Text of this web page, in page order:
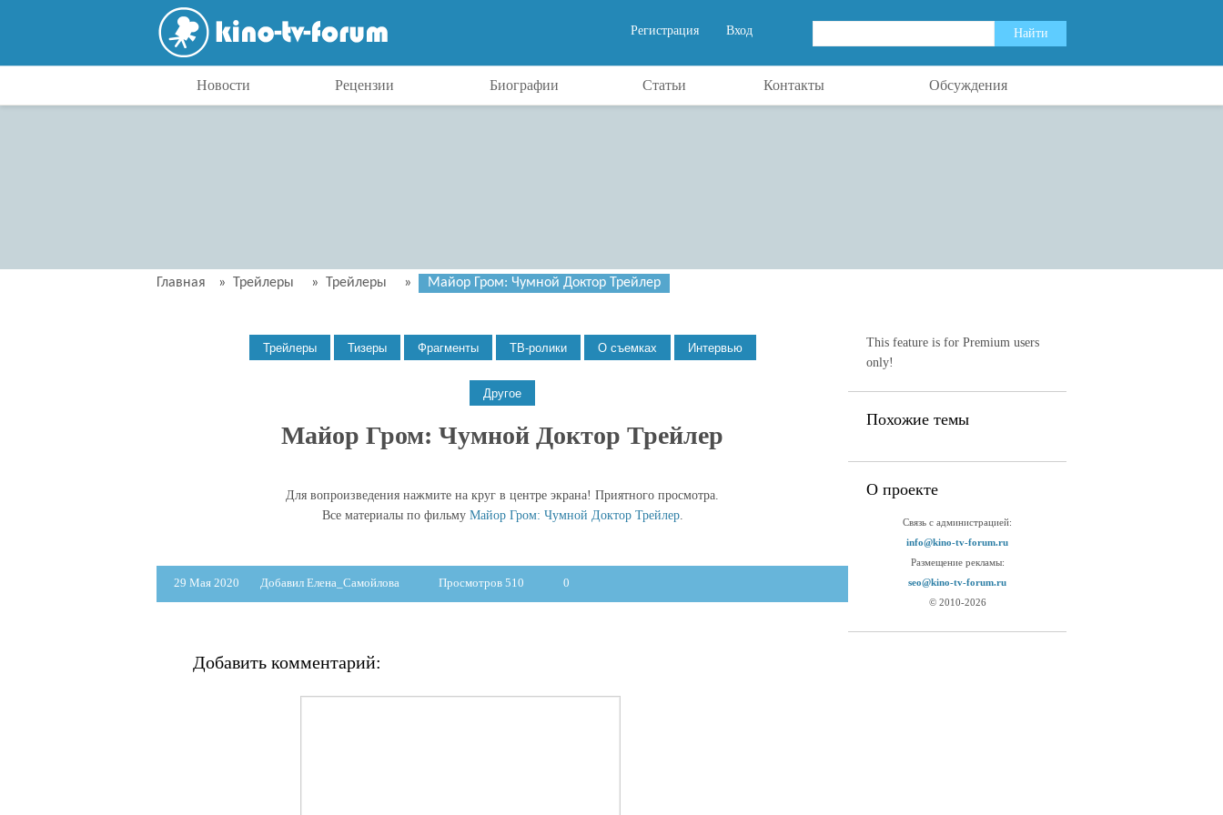
Вход
Регистрация
Новости Рецензии Биографии Статьи Контакты Обсуждения
Главная » Трейлеры » Трейлеры » Майор Гром: Чумной Доктор Трейлер
Майор Гром: Чумной Доктор Трейлер
Для вопроизведения нажмите на круг в центре экрана! Приятного просмотра.
Все материалы по фильму Майор Гром: Чумной Доктор Трейлер.
29 Мая 2020 Добавил Елена_Самойлова Просмотров 510 0
Добавить комментарий:
This feature is for Premium users
only!
Похожие темы
О проекте
Связь с администрацией:
info@kino-tv-forum.ru
Размещение рекламы:
seo@kino-tv-forum.ru
© 2010-2026